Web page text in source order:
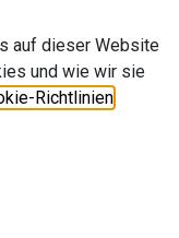
auf dieser Website
und wie wir sie
Richtlinien